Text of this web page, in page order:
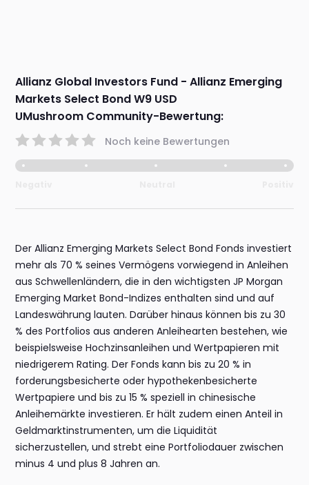
Allianz Global Investors Fund - Allianz Emerging
Markets Select Bond W9 USD
UMushroom Community-Bewertung:
Noch keine Bewertungen
Der Allianz Emerging Markets Select Bond Fonds investiert
mehr als 70 % seines Vermögens vorwiegend in Anleihen
aus Schwellenländern, die in den wichtigsten JP Morgan
Emerging Market Bond-Indizes enthalten sind und auf
Landeswährung lauten. Darüber hinaus können bis zu 30
% des Portfolios aus anderen Anleihearten bestehen, wie
beispielsweise Hochzinsanleihen und Wertpapieren mit
niedrigerem Rating. Der Fonds kann bis zu 20 % in
forderungsbesicherte oder hypothekenbesicherte
Wertpapiere und bis zu 15 % speziell in chinesische
Anleihemärkte investieren. Er hält zudem einen Anteil in
Geldmarktinstrumenten, um die Liquidität
sicherzustellen, und strebt eine Portfoliodauer zwischen
minus 4 und plus 8 Jahren an.